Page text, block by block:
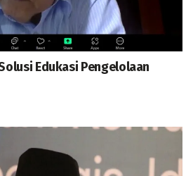
Edukasi Pengelolaan